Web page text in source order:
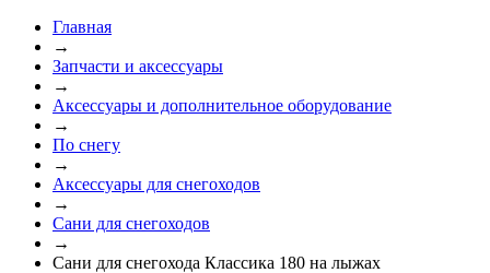
Главная
→
Запчасти и аксессуары
→
Аксессуары и дополнительное оборудование
→
По снегу
→
Аксессуары для снегоходов
→
Сани для снегоходов
→
Сани для снегохода Классика 180 на лыжах